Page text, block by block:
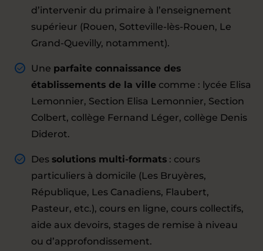
d’intervenir du primaire à l’enseignement
supérieur (Rouen, Sotteville-lès-Rouen, Le
Grand-Quevilly, notamment).
Une parfaite connaissance des
établissements de la ville comme : lycée Elisa
Lemonnier, Section Elisa Lemonnier, Section
Colbert, collège Fernand Léger, collège Denis
Diderot.
Des solutions multi-formats : cours
particuliers à domicile (Les Bruyères,
République, Les Canadiens, Flaubert,
Pasteur, etc.), cours en ligne, cours collectifs,
aide aux devoirs, stages de remise à niveau
ou d’approfondissement.